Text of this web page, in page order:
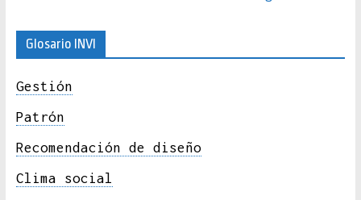
Glosario INVI
Gestión
Patrón
Recomendación de diseño
Clima social